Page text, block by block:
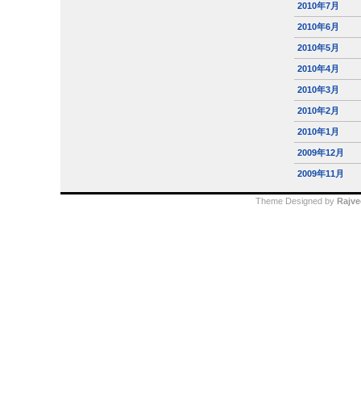
2010年7月
2010年6月
2010年5月
2010年4月
2010年3月
2010年2月
2010年1月
2009年12月
2009年11月
Theme Designed by